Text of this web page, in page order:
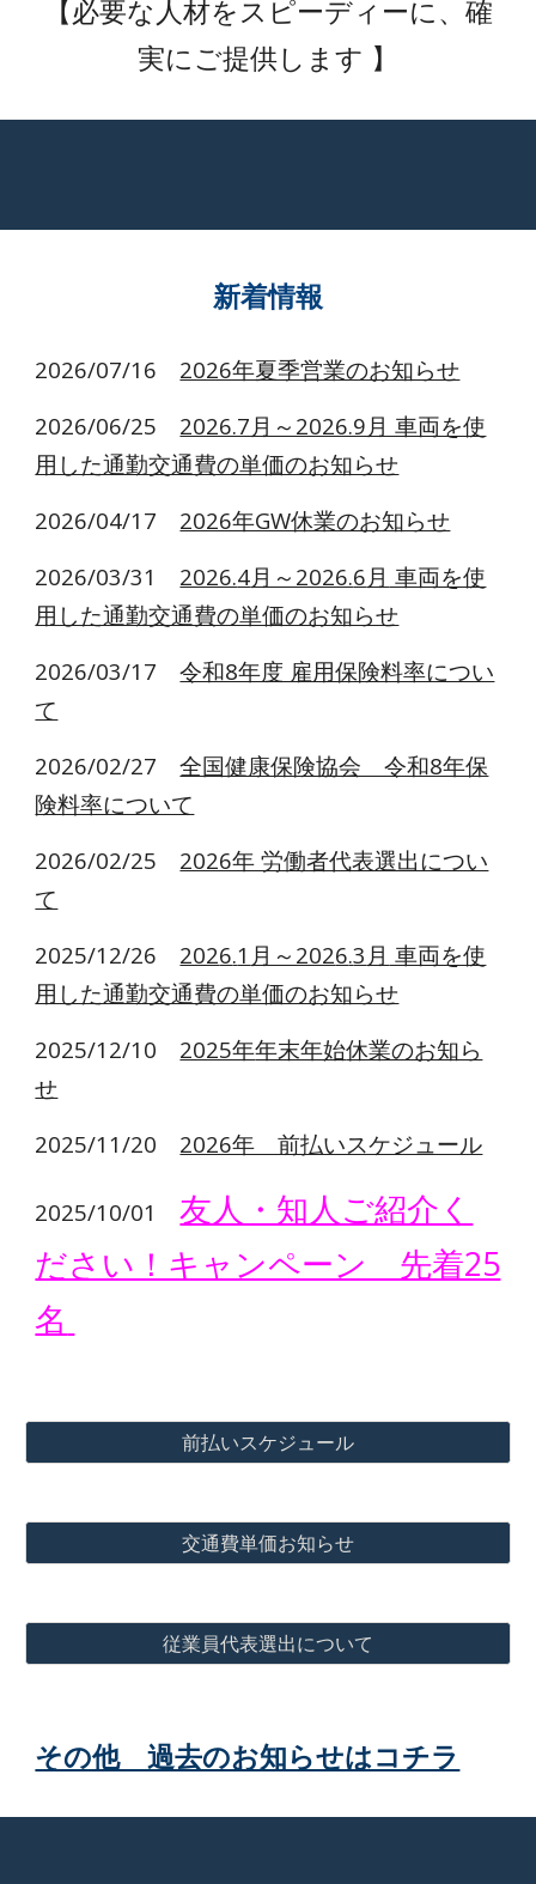
【必要な人材をスピーディーに、確
実にご提供します 】
新着情報
2026/07/16
2026年夏季営業のお知らせ
2026/06/25 2026.7月～2026.9月 車両を使
用した通勤交通費の単価のお知らせ
2026/04/17 2026年GW休業のお知らせ
2026/03/31 2026.4月～2026.6月 車両を使
用した通勤交通費の単価のお知らせ
2026/03/17令和8年度 雇用保険料率につい
て
2026/02/27
全国健康保険協会 令和8年保
険料率について
2026/02/25 2026年 労働者代表選出につい
て
2025/12/26 2026.1 月～2026.3 月 車両を使
用した通勤交通費の単価のお知らせ
2025/12/10 2025年年末年始休業のお知ら
せ
2025/11/20 2026年 前払いスケジュール
2025/10/01友人・知人ご紹介く
ださい！キャンペーン 先着25
名
前払いスケジュール
交通費単価お知らせ
従業員代表選出について
その他 過去のお知らせはコチラ